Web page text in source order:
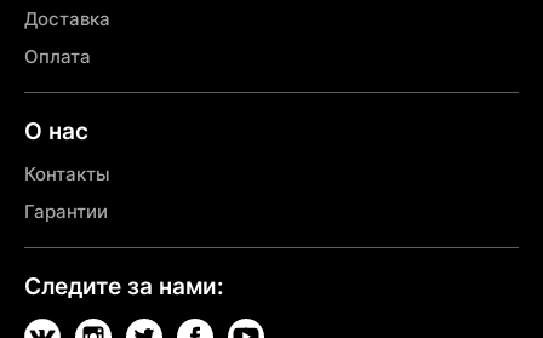
Доставка
Оплата
О нас
Контакты
Гарантии
Следите за нами: